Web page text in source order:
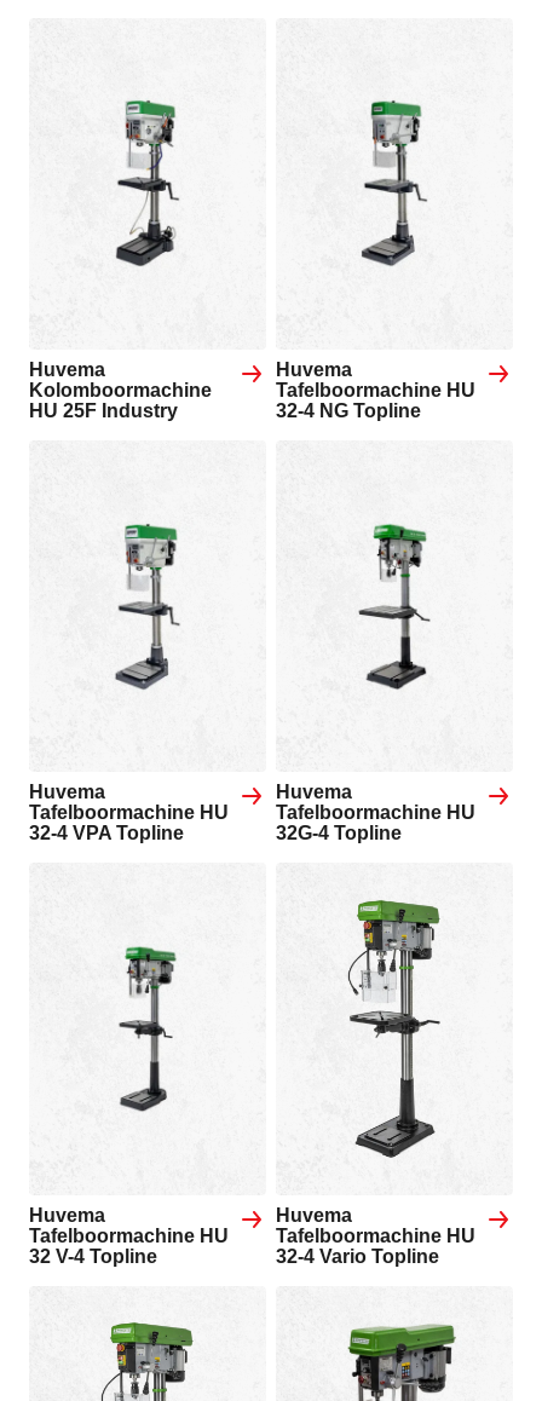
Huvema
Kolomboormachine
HU 25F Industry
Huvema
Tafelboormachine HU
32-4 NG Topline
Huvema
Tafelboormachine HU
32-4 VPA Topline
Huvema
Tafelboormachine HU
32G-4 Topline
Huvema
Tafelboormachine HU
32 V-4 Topline
Huvema
Tafelboormachine HU
32-4 Vario Topline